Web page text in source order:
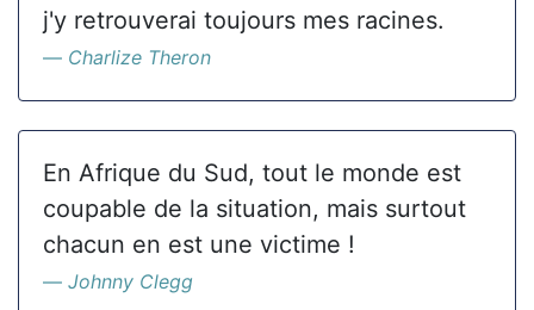
j'y retrouverai toujours mes racines.
Charlize Theron
En Afrique du Sud, tout le monde est
coupable de la situation, mais surtout
chacun en est une victime !
Johnny Clegg